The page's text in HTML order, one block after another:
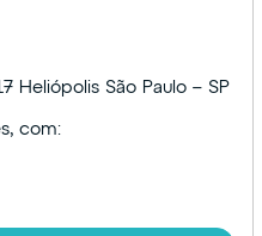
Heliópolis São Paulo – SP
com: